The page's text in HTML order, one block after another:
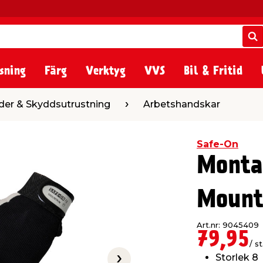
Färg Verktyg VVS Bil & Fritid
Arbetshandskar
& Skyddsutrustning Arbetshandskar
Safe-On
Art.nr: 9045409
79,95/ st.
Storlek 8